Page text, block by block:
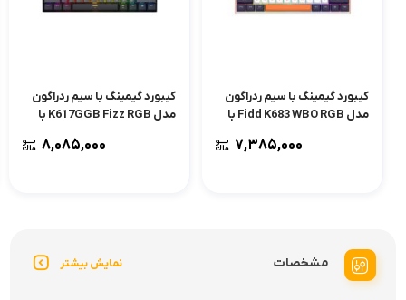
کیبورد گیمینگ با سیم ردراگون
مدل Fidd K683 WBO RGB با
۷,۳۸۵,۰۰۰
کیبورد گیمینگ با سیم ردراگون
مدل K617GGB Fizz RGB با
۸,۰۸۵,۰۰۰
مشخصات نمایش بیشتر